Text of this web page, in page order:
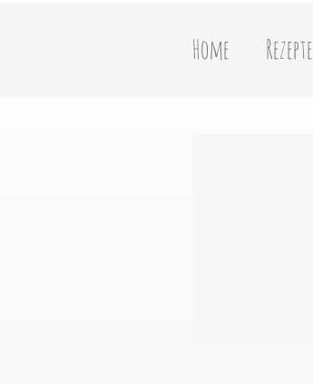
Home Rezepte